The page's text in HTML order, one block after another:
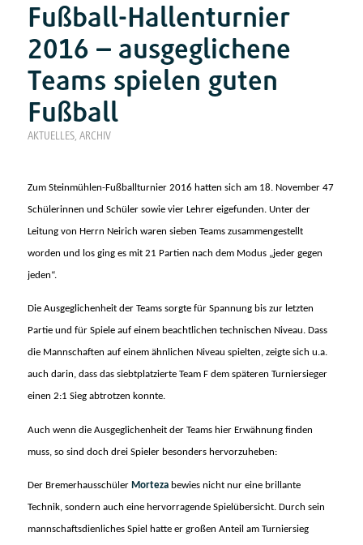
Fußball-Hallenturnier
2016 – ausgeglichene
Teams spielen guten
Fußball
AKTUELLES, ARCHIV
Zum Steinmühlen-Fußballturnier 2016 hatten sich am 18. November 47
Schülerinnen und Schüler sowie vier Lehrer eigefunden. Unter der
Leitung von Herrn Neirich waren sieben Teams zusammengestellt
worden und los ging es mit 21 Partien nach dem Modus „jeder gegen
jeden“.
Die Ausgeglichenheit der Teams sorgte für Spannung bis zur letzten
Partie und für Spiele auf einem beachtlichen technischen Niveau. Dass
die Mannschaften auf einem ähnlichen Niveau spielten, zeigte sich u.a.
auch darin, dass das siebtplatzierte Team F dem späteren Turniersieger
einen 2:1 Sieg abtrotzen konnte.
Auch wenn die Ausgeglichenheit der Teams hier Erwähnung finden
muss, so sind doch drei Spieler besonders hervorzuheben:
Der Bremerhausschüler Mortezabewies nicht nur eine brillante
Technik, sondern auch eine hervorragende Spielübersicht. Durch sein
mannschaftsdienliches Spiel hatte er großen Anteil am Turniersieg